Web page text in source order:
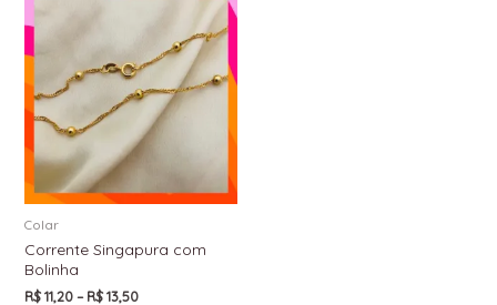
Colar
Corrente Singapura com
Bolinha
R$11,20–R$13,50